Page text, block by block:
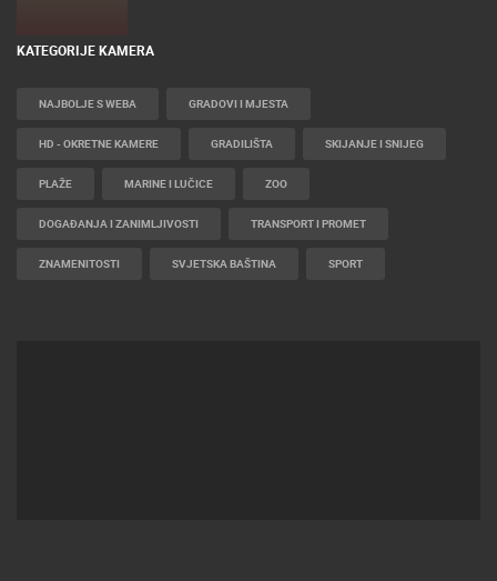
KATEGORIJE KAMERA
NAJBOLJE S WEBA GRADOVI I MJESTA
HD - OKRETNE KAMERE GRADILIŠTA SKIJANJE I SNIJEG
PLAŽE MARINE I LUČICE ZOO
DOGAĐANJA I ZANIMLJIVOSTI TRANSPORT I PROMET
ZNAMENITOSTI SVJETSKA BAŠTINA SPORT